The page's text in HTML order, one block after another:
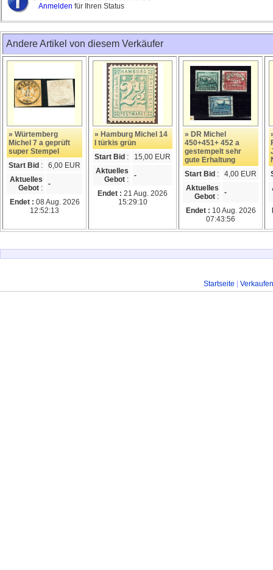
Anmelden für Ihren Status
Andere Artikel von diesem Verkäufer
» Würtemberg
Michel 7 a geprüft
super Stempel
Start Bid :
6,00 EUR
Aktuelles
Gebot : -
Endet : 08 Aug. 2026
12:52:13
» Hamburg Michel 14
I türkis grün
Start Bid :
15,00 EUR
Aktuelles
Gebot : -
Endet : 21 Aug. 2026
15:29:10
» DR Michel
450+451+ 452 a
gestempelt sehr
gute Erhaltung
Start Bid :
4,00 EUR
Aktuelles
Gebot : -
Endet : 10 Aug. 2026
07:43:56
Startseite Verkaufen